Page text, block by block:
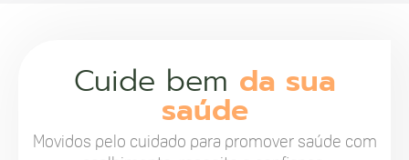
Cuide bem da sua
saúde
Movidos pelo cuidado para promover saúde com